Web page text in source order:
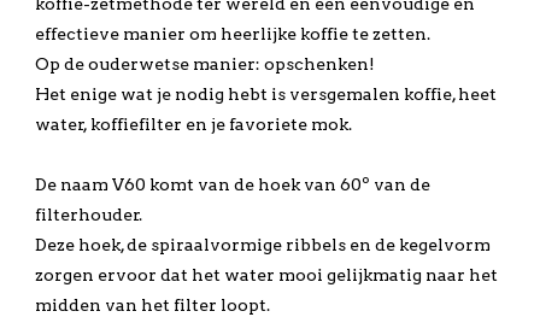
effectieve manier om heerlijke koffie te zetten.
Op de ouderwetse manier: opschenken!
Het enige wat je nodig hebt is versgemalen koffie, heet
water, koffiefilter en je favoriete mok.
De naam V60 komt van de hoek van 60º van de
filterhouder.
Deze hoek, de spiraalvormige ribbels en de kegelvorm
zorgen ervoor dat het water mooi gelijkmatig naar het
midden van het filter loopt.